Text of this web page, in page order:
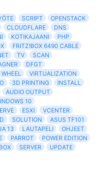
SCRIPT
OPENSTACK
CLOUDFLARE
DNS
KOTIKAJAANI
PHP
FRITZ!BOX 6490 CABLE
TV
SCAN
DFGT
WHEEL
VIRTUALIZATION
3D PRINTING
INSTALL
AUDIO OUTPUT
10
ESXI
VCENTER
SOLUTION
ASUS TF101
13 LAUTAPELI
OHJEET
PARROT
POWER EDITION
SERVER
UPDATE